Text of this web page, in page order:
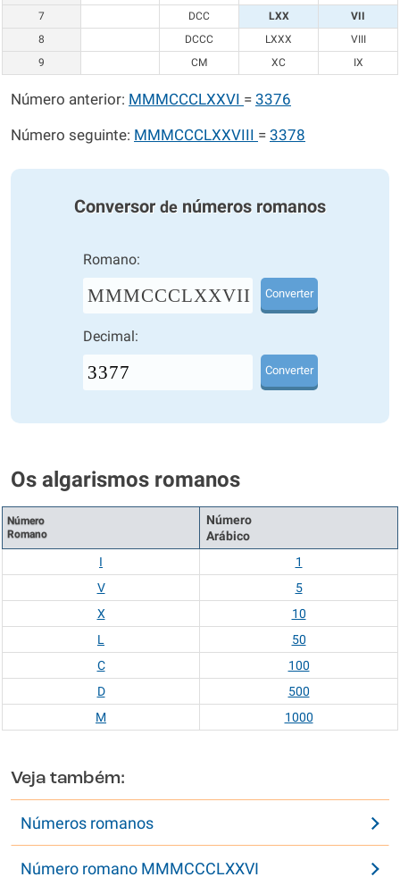
7
DCC LXX
VII
8
DCCC LXXX
VIII
9
CM XC IX
Número anterior: MMMCCCLXXVI = 3376
Número seguinte: MMMCCCLXXVIII = 3378
Conversor de números romanos
Romano:
MMMCCCLXXVII Converter
Decimal:
Converter
Os algarismos romanos
Número
Romano
Número
Arábico
I
1
V
5
X
10
L
50
C
100
D
500
M
1000
Veja também:
Números romanos
Número romano MMMCCCLXXVI